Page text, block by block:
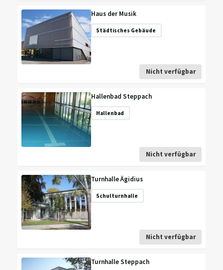
Haus der Musik
Städtisches Gebäude
Nicht verfügbar
Hallenbad Steppach
Hallenbad
Nicht verfügbar
Turnhalle Ägidius
Schulturnhalle
Nicht verfügbar
Turnhalle Steppach